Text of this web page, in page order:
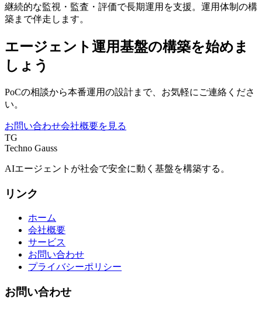
継続的な監視・監査・評価で長期運用を支援。運用体制の構
築まで伴走します。
エージェント運用基盤の構築を始めま
しょう
PoCの相談から本番運用の設計まで、お気軽にご連絡くださ
い。
お問い合わせ会社概要を見る
TG
Techno Gauss
AIエージェントが社会で安全に動く基盤を構築する。
リンク
ホーム
会社概要
サービス
お問い合わせ
プライバシーポリシー
お問い合わせ